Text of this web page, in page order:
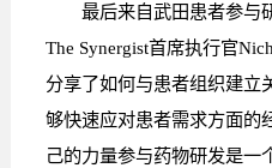
最后来自武田患者参与
The Synergist首席执行官
分享了如何与患者组织建立
够快速应对患者需求方面的
己的力量参与药物研发是一